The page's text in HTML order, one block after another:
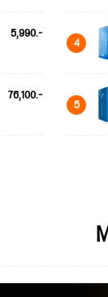
5,990.-
76,100.-
4
5